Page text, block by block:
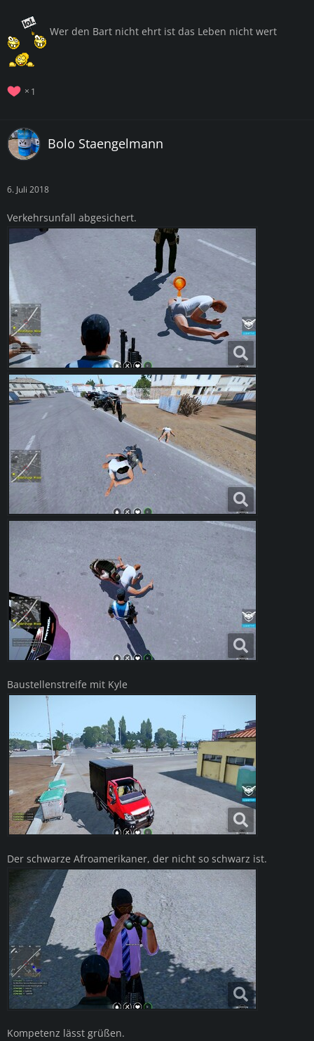
Wer den Bart nicht ehrt ist das Leben nicht wert
1
Bolo Staengelmann
6. Juli 2018
Verkehrsunfall abgesichert.
Baustellenstreife mit Kyle
Der schwarze Afroamerikaner, der nicht so schwarz ist.
Kompetenz lässt grüßen.